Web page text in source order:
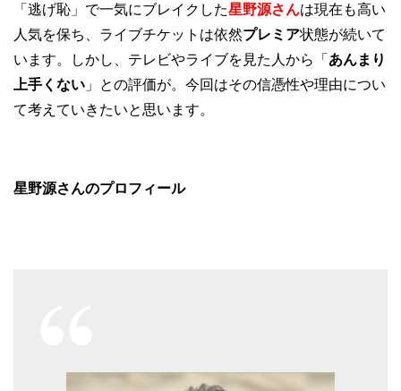
「逃げ恥」で一気にブレイクした星野源さんは現在も高い
人気を保ち、ライブチケットは依然プレミア状態が続いて
います。しかし、テレビやライブを見た人から「 あんまり
上手くない 」との評価が。今回はその信憑性や理由につい
て考えていきたいと思います。
星野源さんのプロフィール